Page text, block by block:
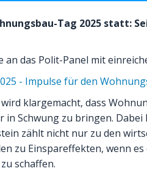
Tag 2025 statt:
an das Polit-Panel mit
- Impulse für den
klargemacht, dass
Schwung zu bringen.
zählt nicht nur zu den
zu Einspareffekten, wenn
schaffen.